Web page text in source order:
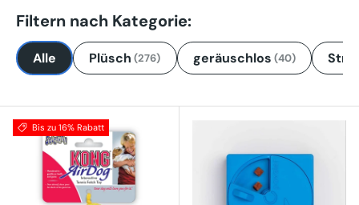
Filtern nach Kategorie:
Alle Plüsch (276) geräuschlos (40)
Bis zu 16% Rabatt